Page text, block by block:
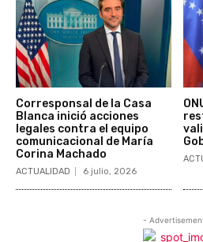
Corresponsal de la Casa
Blanca inició acciones
legales contra el equipo
comunicacional de María
Corina Machado
ACTUALIDAD 6 julio, 2026
-